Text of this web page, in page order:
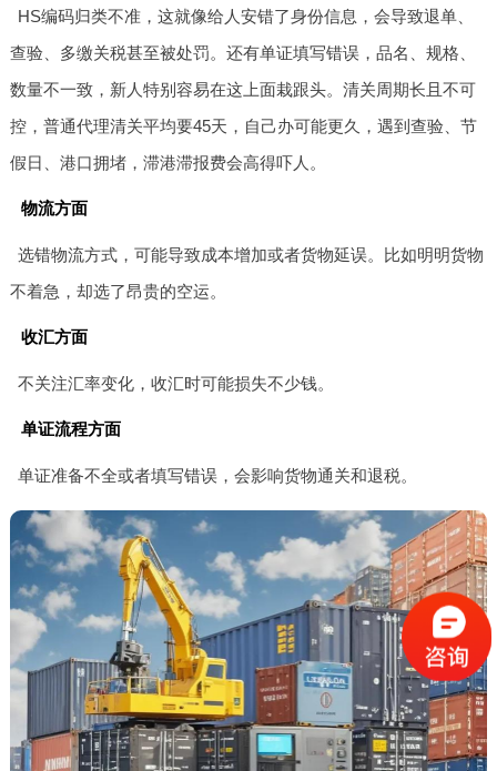
HS编码归类不准，这就像给人安错了身份信息，会导致退单、
查验、多缴关税甚至被处罚。还有单证填写错误，品名、规格、
数量不一致，新人特别容易在这上面栽跟头。清关周期长且不可
控，普通代理清关平均要45天，自己办可能更久，遇到查验、节
假日、港口拥堵，滞港滞报费会高得吓人。
物流方面
选错物流方式，可能导致成本增加或者货物延误。比如明明货物
不着急，却选了昂贵的空运。
收汇方面
不关注汇率变化，收汇时可能损失不少钱。
单证流程方面
单证准备不全或者填写错误，会影响货物通关和退税。